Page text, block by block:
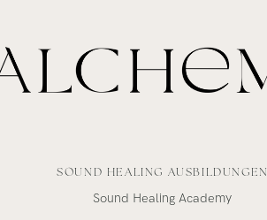
SOUND HEALING AUSBILDUNGEN
Sound Healing Academy